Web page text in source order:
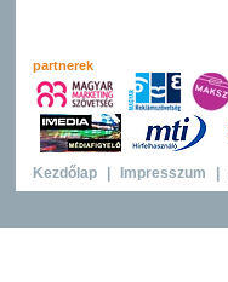
partnerek
Kezdőlap Impresszum